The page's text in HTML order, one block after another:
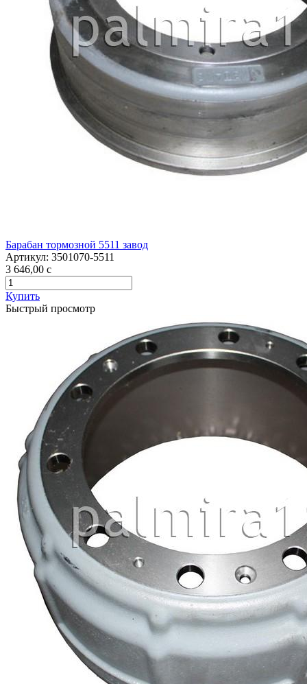
Барабан тормозной 5511 завод
Артикул: 3501070-5511
3 646,00 c
Купить
Быстрый просмотр